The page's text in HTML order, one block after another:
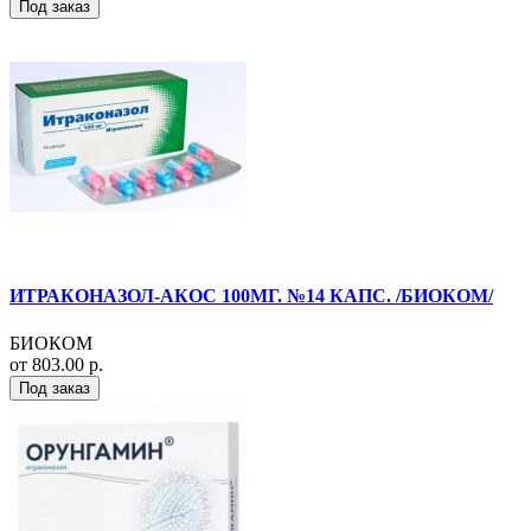
Под заказ
ИТРАКОНАЗОЛ-АКОС 100МГ. №14 КАПС. /БИОКОМ/
БИОКОМ
от 803.00 р.
Под заказ